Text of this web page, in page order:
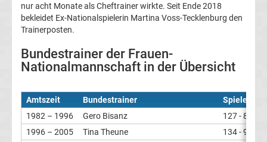
Alle
Welttrainer
des
Jahres
nur acht Monate als Cheftrainer wirkte. Seit Ende 2018
bekleidet Ex-Nationalspielerin Martina Voss-Tecklenburg den
Trainerposten.
Bundestrainer der Frauen-
Nationalmannschaft in der Übersicht
Amtszeit Bundestrainer
Spiele - S-
1982 – 1996
Gero Bisanz
127 - 83-
1996 – 2005
Tina Theune
134 - 92-